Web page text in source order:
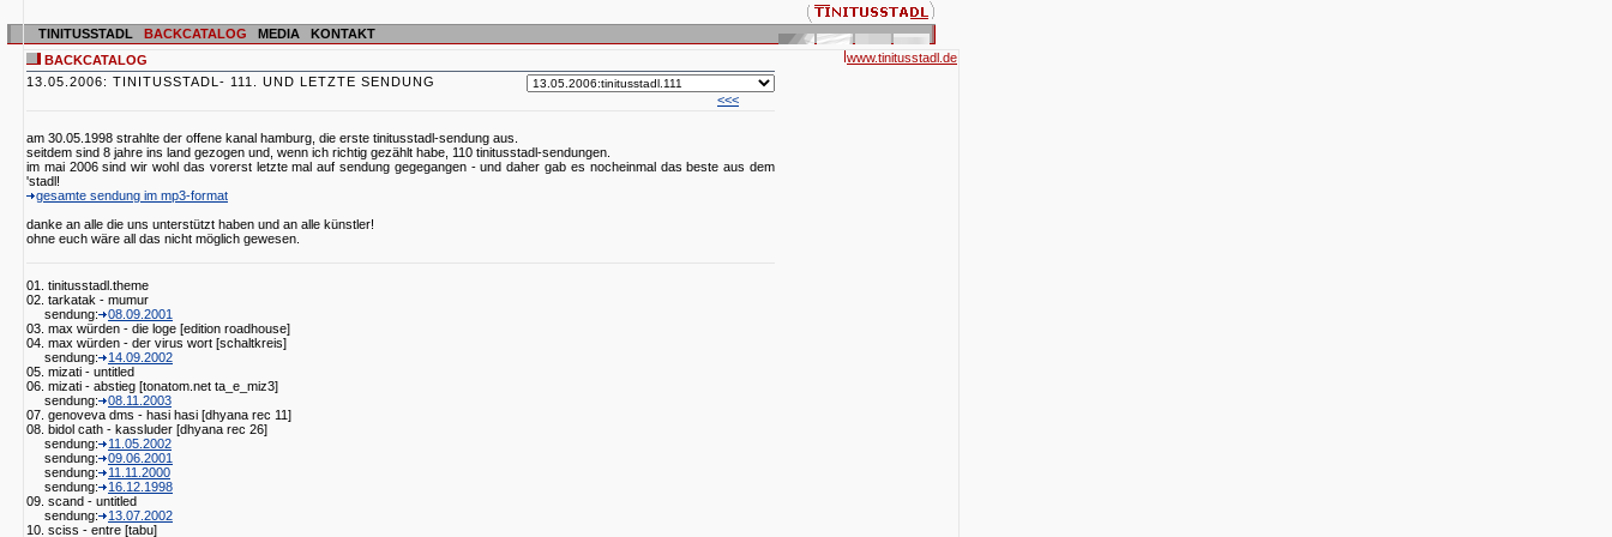
TINITUSSTADL BACKCATALOG MEDIA
KONTAKT
BACKCATALOG
13.05.2006: TINITUSSTADL- 111. UND LETZTE SENDUNG
<<<
am 30.05.1998 strahlte der offene kanal hamburg, die erste tinitusstadl-sendung aus.
seitdem sind 8 jahre ins land gezogen und, wenn ich richtig gezählt habe, 110 tinitusstadl-sendungen.
im mai 2006 sind wir wohl das vorerst letzte mal auf sendung gegegangen - und daher gab es nocheinmal das beste aus dem
'stadl!
gesamte sendung im mp3-format
danke an alle die uns unterstützt haben und an alle künstler!
ohne euch wäre all das nicht möglich gewesen.
01. tinitusstadl.theme
02. tarkatak - mumur
sendung:
08.09.2001
03. max würden - die loge [edition roadhouse]
04. max würden - der virus wort [schaltkreis]
sendung:
14.09.2002
05. mizati - untitled
06. mizati - abstieg [tonatom.net ta_e_miz3]
sendung:
08.11.2003
07. genoveva dms - hasi hasi [dhyana rec 11]
08. bidol cath - kassluder [dhyana rec 26]
sendung:
11.05.2002
sendung:
09.06.2001
sendung:
11.11.2000
sendung:
16.12.1998
09. scand - untitled
sendung:
13.07.2002
10. sciss - entre [tabu]
www.tinitusstadl.de